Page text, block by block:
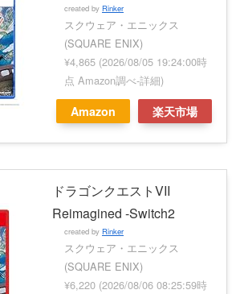
created by Rinker
スクウェア・エニックス
(SQUARE ENIX)
¥4,865 (2026/08/05 19:24:00時
点 Amazon調べ-詳細)
Amazon 楽天市場
ドラゴンクエストVII
Reimagined -Switch2
created by Rinker
スクウェア・エニックス
(SQUARE ENIX)
¥6,220 (2026/08/06 08:25:59時